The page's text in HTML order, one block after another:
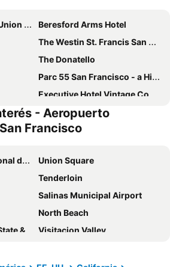
Beresford Arms Hotel
The Westin St. Francis San Francisco on Union Square
The Donatello
Parc 55 San Francisco - a Hilton Hotel
Executive Hotel Vintage Court
Fitzgerald Hotel Union Square
By Ihg
Nob Hill Hotel
Square
The Herbert Hotel
By Ihg
Handlery Union Square Hotel
Hotel Fiona
The Bartlett Hotel and Guesthouse
Grant Plaza Hotel
- Aeropuerto
Francisco
Union Square
Tenderloin
Salinas Municipal Airport
North Beach
Park
Visitacion Valley
Ocean View